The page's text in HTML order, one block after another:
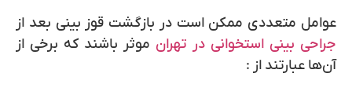
عوامل متعددی ممکن است در بازگشت قوز بینی بعد از
جراحی بینی استخوانی در تهران موثر باشند که برخی از
آن‌ها عبارتند از :